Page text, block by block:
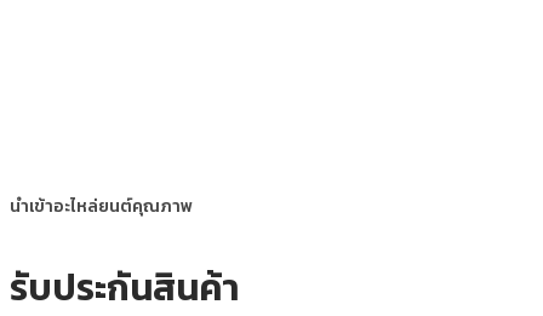
นำเข้าอะไหล่ยนต์คุณภาพ
รับประกันสินค้า